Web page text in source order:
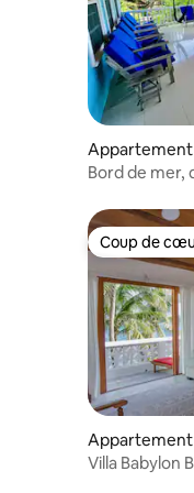
Appartement
Bord de mer,
Coup de
Coup de
Appartement
Villa Babylon